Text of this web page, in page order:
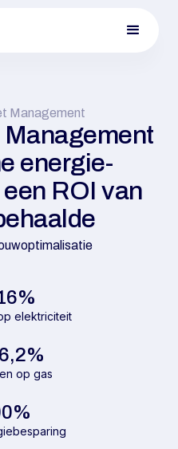
Management
energie-
ROI van
elektriciteit
op gas